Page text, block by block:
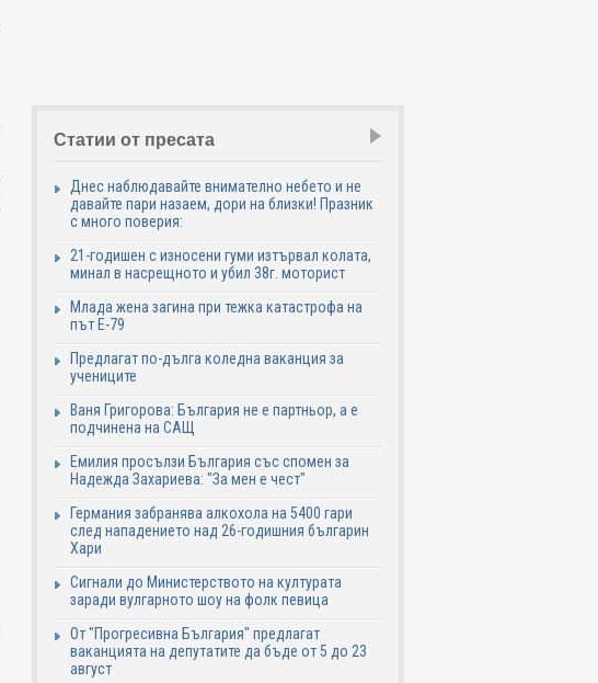
Статии от пресата
Днес наблюдавайте внимателно небето и не
давайте пари назаем, дори на близки! Празник
с много поверия:
21-годишен с износени гуми изтървал колата,
минал в насрещното и убил 38г. моторист
Млада жена загина при тежка катастрофа на
път Е-79
Предлагат по-дълга коледна ваканция за
учениците
Ваня Григорова: България не е партньор, а е
подчинена на САЩ
Емилия просълзи България със спомен за
Надежда Захариева: "За мен е чест"
Германия забранява алкохола на 5400 гари
след нападението над 26-годишния българин
Хари
Сигнали до Министерството на културата
заради вулгарното шоу на фолк певица
От "Прогресивна България" предлагат
ваканцията на депутатите да бъде от 5 до 23
август